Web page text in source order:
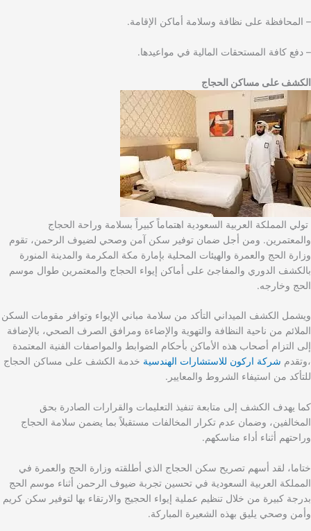
– المحافظة على نظافة وسلامة أماكن الإقامة.
– دفع كافة المستحقات المالية في مواعيدها.
الكشف على مساكن الحجاج
تولي المملكة العربية السعودية اهتماماً كبيراً بسلامة وراحة الحجاج
والمعتمرين. ومن أجل ضمان توفير سكن آمن وصحي لضيوف الرحمن، تقوم
وزارة الحج والعمرة والهيئات المحلية بإمارة مكة المكرمة والمدينة المنورة
بالكشف الدوري والمفاجئ على أماكن إيواء الحجاج والمعتمرين طوال موسم
الحج وخارجه.
ويشمل الكشف الميداني التأكد من سلامة مباني الإيواء وتوافر مقومات السكن
الملائم من ناحية النظافة والتهوية والإضاءة ومرافق الصرف الصحي، بالإضافة
إلى التزام أصحاب هذه الأماكن بأحكام الضوابط والمواصفات الفنية المعتمدة
،وتقدم شركة اركون للاستشارات الهندسية خدمة الكشف على مساكن الحجاج
للتأكد من استيفاء الشروط والمعايير.
كما يهدف الكشف إلى متابعة تنفيذ التعليمات والقرارات الصادرة بحق
المخالفين، وضمان عدم تكرار المخالفات مستقبلاً بما يضمن سلامة الحجاج
وراحتهم أثناء أداء مناسكهم.
ختاما، لقد أسهم تصريح سكن الحجاج الذي أطلقته وزارة الحج والعمرة في
المملكة العربية السعودية في تحسين تجربة ضيوف الرحمن أثناء موسم الحج
بدرجة كبيرة من خلال تنظيم عملية إيواء الحجيج والارتقاء بها لتوفير سكن كريم
وأمن وصحي يليق بهذه الشعيرة المباركة.